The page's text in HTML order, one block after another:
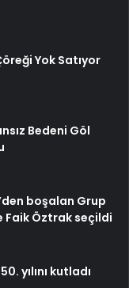
Yok Satıyor
Bedeni Göl
boşalan Grup
Faik Öztrak seçildi
yılını kutladı